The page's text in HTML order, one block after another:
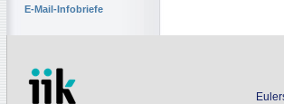
E-Mail-Infobriefe